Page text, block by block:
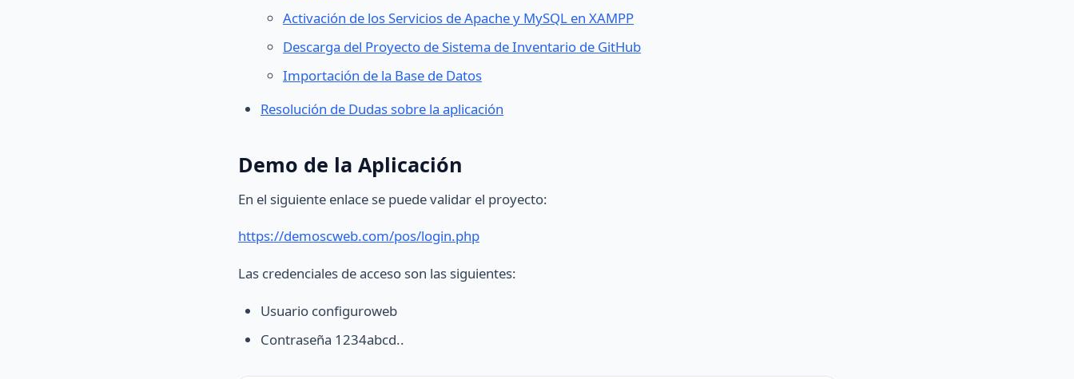
Activación de los Servicios de Apache y MySQL en XAMPP
Descarga del Proyecto de Sistema de Inventario de GitHub
Importación de la Base de Datos
Resolución de Dudas sobre la aplicación
Demo de la Aplicación
En el siguiente enlace se puede validar el proyecto:
https://demoscweb.com/pos/login.php
Las credenciales de acceso son las siguientes:
Usuario configuroweb
Contraseña 1234abcd..